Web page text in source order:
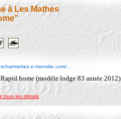
à Les Mathes
monsite.com/...
home (modèle lodge 83 année 2012)
tous les détails